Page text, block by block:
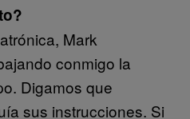
Mark
conmigo la
Digamos que
sus instrucciones. Si